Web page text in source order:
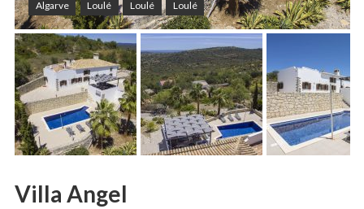
Algarve Loulé Loulé Loulé
Villa Angel